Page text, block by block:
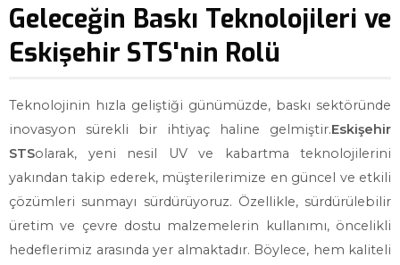
Geleceğin Baskı Teknolojileri ve
Eskişehir STS'nin Rolü
Teknolojinin hızla geliştiği günümüzde, baskı sektöründe
inovasyon sürekli bir ihtiyaç haline gelmiştir.Eskişehir
STSolarak, yeni nesil UV ve kabartma teknolojilerini
yakından takip ederek, müşterilerimize en güncel ve etkili
çözümleri sunmayı sürdürüyoruz. Özellikle, sürdürülebilir
üretim ve çevre dostu malzemelerin kullanımı, öncelikli
hedeflerimiz arasında yer almaktadır. Böylece, hem kaliteli